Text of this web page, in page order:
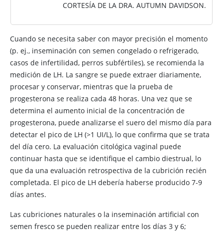
CORTESÍA DE LA DRA. AUTUMN DAVIDSON.
Cuando se necesita saber con mayor precisión el momento
(p. ej., inseminación con semen congelado o refrigerado,
casos de infertilidad, perros subfértiles), se recomienda la
medición de LH. La sangre se puede extraer diariamente,
procesar y conservar, mientras que la prueba de
progesterona se realiza cada 48 horas. Una vez que se
determina el aumento inicial de la concentración de
progesterona, puede analizarse el suero del mismo día para
detectar el pico de LH (>1 UI/L), lo que confirma que se trata
del día cero. La evaluación citológica vaginal puede
continuar hasta que se identifique el cambio diestrual, lo
que da una evaluación retrospectiva de la cubrición recién
completada. El pico de LH debería haberse producido 7-9
días antes.
Las cubriciones naturales o la inseminación artificial con
semen fresco se pueden realizar entre los días 3 y 6;